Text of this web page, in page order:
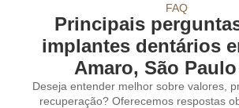
FAQ
Principais
implantes dentários
Amaro, São
Deseja entender melhor sobre valores,
recuperação? Oferecemos respostas